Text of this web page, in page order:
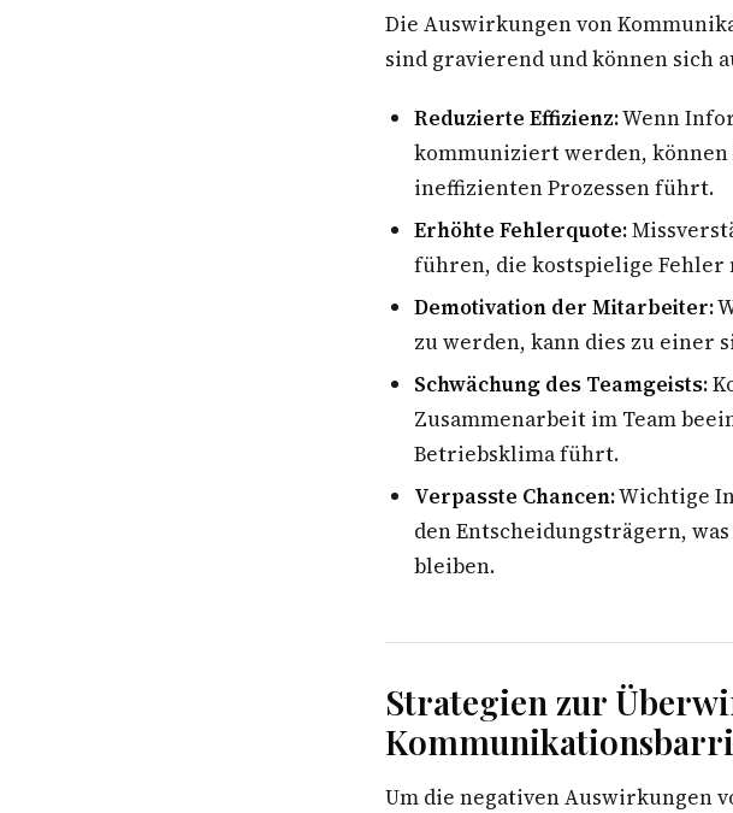
Die Auswirkungen von
sind gravierend und können sich
Reduzierte Effizienz:Wenn
kommuniziert werden, können
ineffizienten Prozessen führt.
Erhöhte Fehlerquote:
führen, die kostspielige Fehler
Demotivation der Mitarbeiter:
zu werden, kann dies zu
Schwächung des Teamgeists:
Zusammenarbeit im Team
Betriebsklima führt.
Verpasste Chancen:Wichtige
den Entscheidungsträgern,
bleiben.
Strategien zur
Um die negativen Auswirkungen